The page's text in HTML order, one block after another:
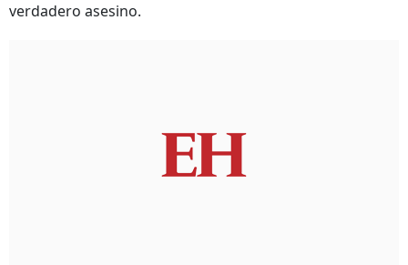
verdadero asesino.